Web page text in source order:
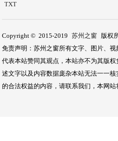
TXT
Copyright © 2015-2019 苏州之窗 版权
免责声明：苏州之窗所有文字、图片、
代表本站赞同其观点，本站亦不为其版
述文字以及内容数据庞杂本站无法一一
的合法权益的内容，请联系我们，本网站